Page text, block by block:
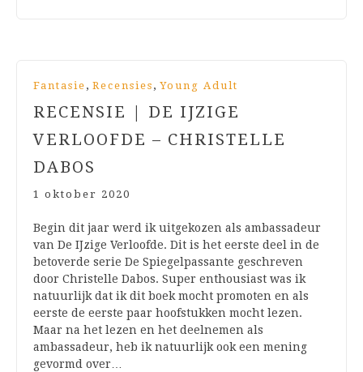
Fantasie , Recensies , Young Adult
RECENSIE | DE IJZIGE
VERLOOFDE – CHRISTELLE
DABOS
1 oktober 2020
Begin dit jaar werd ik uitgekozen als ambassadeur
van De IJzige Verloofde. Dit is het eerste deel in de
betoverde serie De Spiegelpassante geschreven
door Christelle Dabos. Super enthousiast was ik
natuurlijk dat ik dit boek mocht promoten en als
eerste de eerste paar hoofstukken mocht lezen.
Maar na het lezen en het deelnemen als
ambassadeur, heb ik natuurlijk ook een mening
gevormd over…